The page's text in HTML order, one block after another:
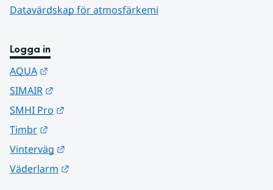
Datavärdskap för atmosfärkemi
Logga in
AQUA
SIMAIR
SMHI Pro
Timbr
Vinterväg
Väderlarm